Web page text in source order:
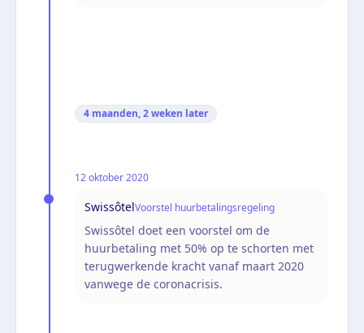
4 maanden, 2 weken later
12 oktober 2020
SwissôtelVoorstel huurbetalingsregeling
Swissôtel doet een voorstel om de
huurbetaling met 50% op te schorten met
terugwerkende kracht vanaf maart 2020
vanwege de coronacrisis.